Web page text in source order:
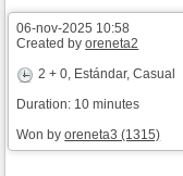
06-nov-2025 10:58
Created byoreneta2
2 + 0, Estándar, Casual
Duration: 10 minutes
Won byoreneta3 (1315)